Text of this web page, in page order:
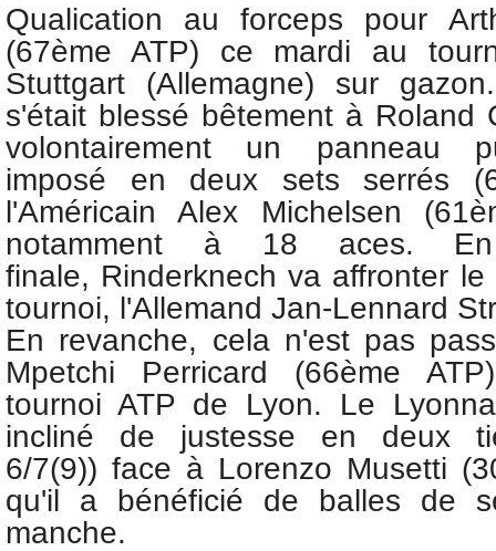
Qualication au forceps pour
(67ème ATP) ce mardi au
Stuttgart (Allemagne) sur
s'était blessé bêtement à Roland
volontairement un panneau
imposé en deux sets serrés
l'Américain Alex Michelsen
notamment à 18 aces.
finale, Rinderknech va affronter
tournoi, l'Allemand Jan-Lennard
En revanche, cela n'est pas
Mpetchi Perricard (66ème
tournoi ATP de Lyon. Le
incliné de justesse en deux
6/7(9)) face à Lorenzo Musetti
qu'il a bénéficié de balles de
manche.